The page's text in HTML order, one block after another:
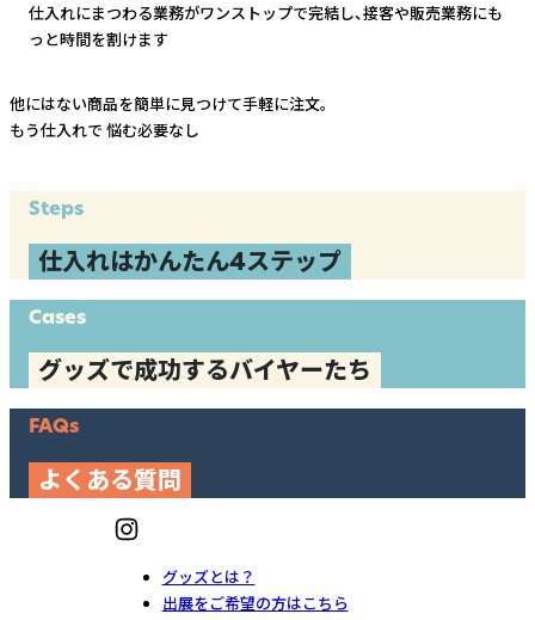
仕入れにまつわる業務がワンストップで完結し、接客や販売業務にも
っと時間を割けます
他にはない商品を簡単に見つけて手軽に注文。
もう仕入れで 悩む必要なし
Steps
仕入れはかんたん4ステップ
Cases
グッズで成功するバイヤーたち
FAQs
よくある質問
グッズとは？
出展をご希望の方はこちら